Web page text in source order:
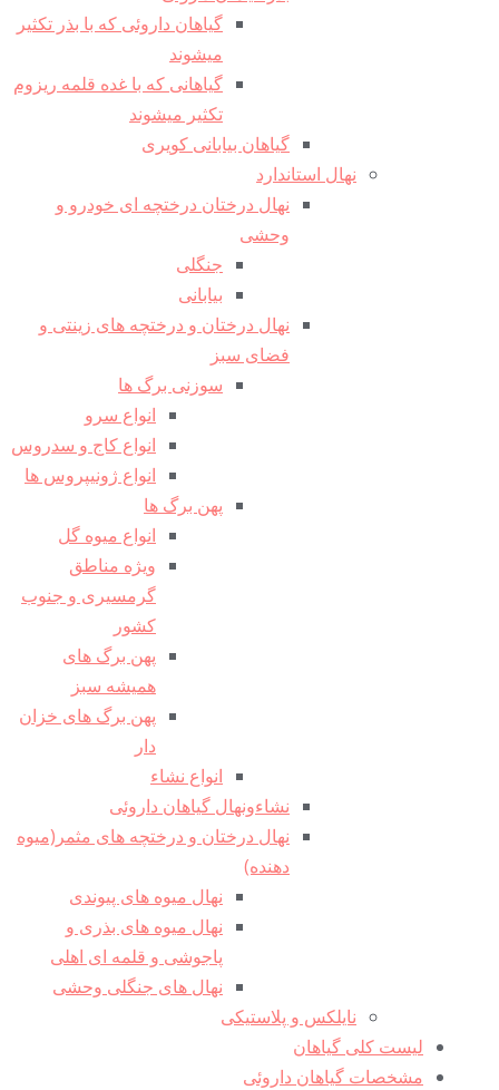
گیاهان داروئی که با بذر تکثیر
میشوند
گیاهانی که با غده قلمه ریزوم
تکثیر میشوند
گیاهان بیابانی کویری
نهال استاندارد
نهال درختان درختچه ای خودرو و
وحشی
جنگلی
بیابانی
نهال درختان و درختچه های زینتی و
فضای سبز
سوزنی برگ ها
انواع سرو
انواع کاج و سدروس
انواع ژونیپروس ها
پهن برگ ها
انواع میوه گل
ویژه مناطق
گرمسیری و جنوب
کشور
پهن برگ های
همیشه سبز
پهن برگ های خزان
دار
انواع نشاء
نشاءونهال گیاهان داروئی
نهال درختان و درختچه های مثمر(میوه
دهنده)
نهال میوه های پیوندی
نهال میوه های بذری و
پاجوشی و قلمه ای اهلی
نهال های جنگلی وحشی
نایلکس و پلاستیکی
لیست کلی گیاهان
مشخصات گیاهان داروئی